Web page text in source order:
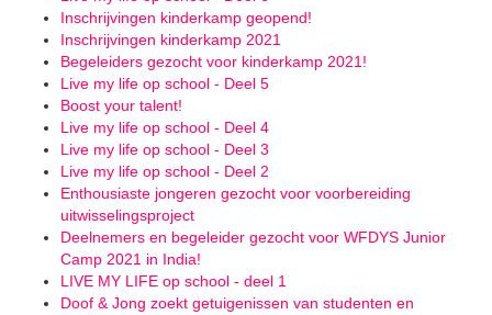
Inschrijvingen kinderkamp geopend!
Inschrijvingen kinderkamp 2021
Begeleiders gezocht voor kinderkamp 2021!
Live my life op school - Deel 5
Boost your talent!
Live my life op school - Deel 4
Live my life op school - Deel 3
Live my life op school - Deel 2
Enthousiaste jongeren gezocht voor voorbereiding
uitwisselingsproject
Deelnemers en begeleider gezocht voor WFDYS Junior
Camp 2021 in India!
LIVE MY LIFE op school - deel 1
Doof & Jong zoekt getuigenissen van studenten en